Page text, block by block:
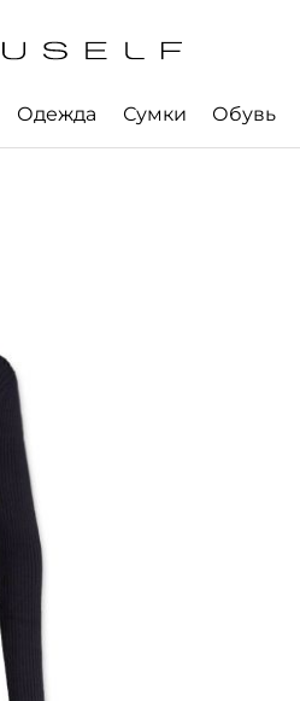
Одежда Сумки Обувь